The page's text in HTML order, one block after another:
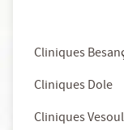
Cliniques
Cliniques Dole
Cliniques Vesoul